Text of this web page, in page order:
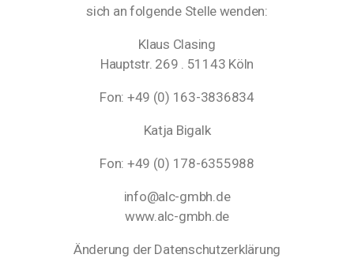
sich an folgende Stelle wenden:
Klaus Clasing
Hauptstr. 269 . 51143 Köln
Fon: +49 (0) 163-3836834
Katja Bigalk
Fon: +49 (0) 178-6355988
info@alc-gmbh.de
www.alc-gmbh.de
Änderung der Datenschutzerklärung